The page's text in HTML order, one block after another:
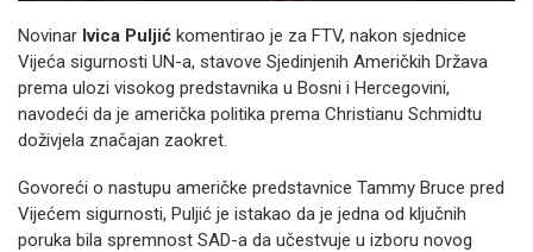
Novinar Ivica Puljić komentirao je za FTV, nakon sjednice
Vijeća sigurnosti UN-a, stavove Sjedinjenih Američkih Država
prema ulozi visokog predstavnika u Bosni i Hercegovini,
navodeći da je američka politika prema Christianu Schmidtu
doživjela značajan zaokret.
Govoreći o nastupu američke predstavnice Tammy Bruce pred
Vijećem sigurnosti, Puljić je istakao da je jedna od ključnih
poruka bila spremnost SAD-a da učestvuje u izboru novog